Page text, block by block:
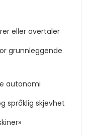
eller overtaler
grunnleggende
autonomi
språklig skjevhet